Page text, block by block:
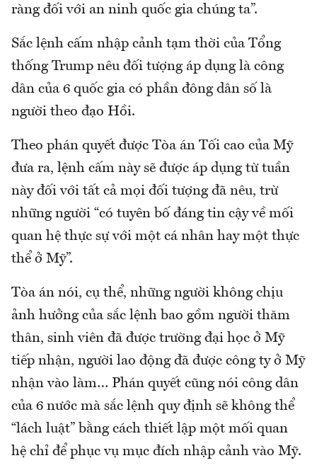
ràng đối với an ninh quốc gia chúng ta”.
Sắc lệnh cấm nhập cảnh tạm thời của Tổng
thống Trump nêu đối tượng áp dụng là công
dân của 6 quốc gia có phần đông dân số là
người theo đạo Hồi.
Theo phán quyết được Tòa án Tối cao của Mỹ
đưa ra, lệnh cấm này sẽ được áp dụng từ tuần
này đối với tất cả mọi đối tượng đã nêu, trừ
những người “có tuyên bố đáng tin cậy về mối
quan hệ thực sự với một cá nhân hay một thực
thể ở Mỹ”.
Tòa án nói, cụ thể, những người không chịu
ảnh hưởng của sắc lệnh bao gồm người thăm
thân, sinh viên đã được trường đại học ở Mỹ
tiếp nhận, người lao động đã được công ty ở Mỹ
nhận vào làm… Phán quyết cũng nói công dân
của 6 nước mà sắc lệnh quy định sẽ không thể
“lách luật” bằng cách thiết lập một mối quan
hệ chỉ để phục vụ mục đích nhập cảnh vào Mỹ.